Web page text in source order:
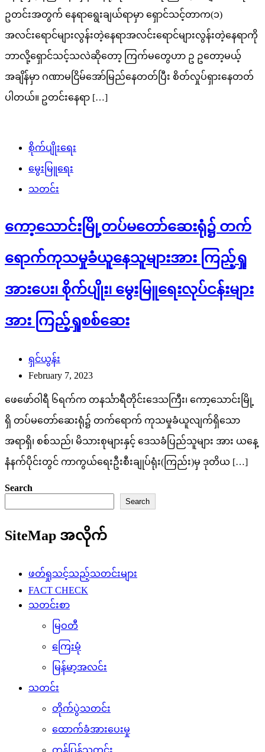
ဥတင်းအတွက် နေရာ​ရွေးချယ်ရာမှာ ရှောင်သင့်တာက(၁)
အလင်းရောင်များလွန်းတဲ့နေရာအလင်းရောင်များလွန်းတဲ့နေရာကို
ဘာလို့ရှောင်သင့်သလဲဆိုတော့ ကြက်မတွေဟာ ဥ ဥတော့မယ့်
အချိန်မှာ ဂဏာမငြိမ်အော်မြည်နေတတ်ပြီး စိတ်လှုပ်ရှားနေတတ်
ပါတယ်။ ဥတင်း‌နေရာ […]
စိုက်ပျိုးရေး
မွေးမြူရေး
သတင်း
ကော့သောင်းမြို့တပ်မတော်ဆေးရုံ၌ တက်
ရောက်ကုသမှုခံယူနေသူများအား ကြည့်ရှု
အားပေး၊ စိုက်ပျိုး၊ မွေးမြူရေးလုပ်ငန်းများ
အား ကြည့်ရှုစစ်ဆေး
ရှင်ယွန်း
February 7, 2023
ဖေဖော်ဝါရီ ၆ရက်က တနင်္သာရီတိုင်းဒေသကြီး၊ ကော့သောင်းမြို့
ရှိ တပ်မတော်ဆေးရုံ၌ တက်ရောက် ကုသမှုခံယူလျက်ရှိသော
အရာရှိ၊ စစ်သည်၊ မိသားစုများနှင့် ဒေသခံပြည်သူများ အား ယနေ့
နံနက်ပိုင်းတွင် ကာကွယ်ရေးဦးစီးချုပ်ရုံး(ကြည်း)မှ ဒုတိယ […]
Search
Search
SiteMap အလိုက်
ဖတ်ရှုသင့်သည့်သတင်းများ
FACT CHECK
သတင်းစာ
မြဝတီ
ကြေးမုံ
မြန်မာ့အလင်း
သတင်း
တိုက်ပွဲသတင်း
ထောက်ခံအားပေးမှု
တန်ပြန်သတင်း